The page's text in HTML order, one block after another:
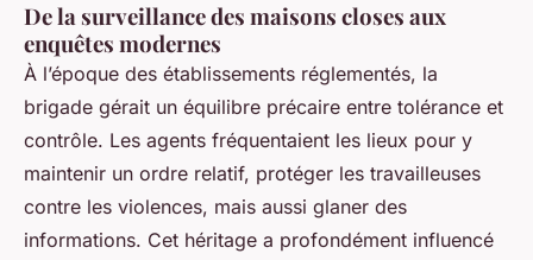
De la surveillance des maisons closes aux
enquêtes modernes
À l’époque des établissements réglementés, la
brigade gérait un équilibre précaire entre tolérance et
contrôle. Les agents fréquentaient les lieux pour y
maintenir un ordre relatif, protéger les travailleuses
contre les violences, mais aussi glaner des
informations. Cet héritage a profondément influencé